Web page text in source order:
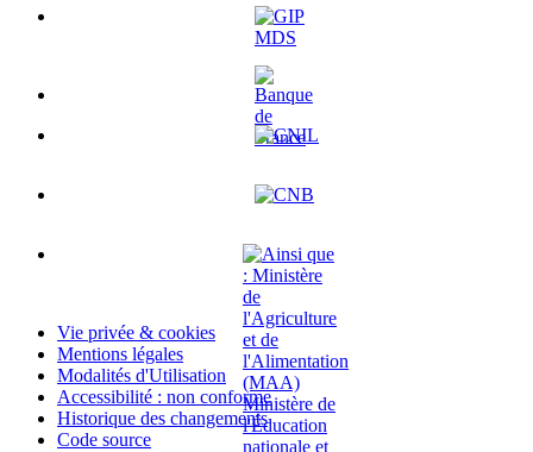
Vie privée & cookies
Mentions légales
Modalités d'Utilisation
Accessibilité : non conforme
Historique des changements
Code source